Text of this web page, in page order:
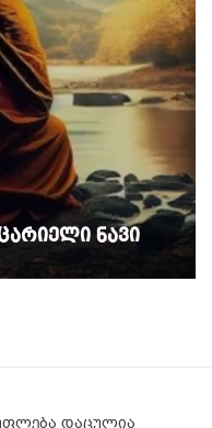
ᲜᲐᲕᲘ
დაცულია